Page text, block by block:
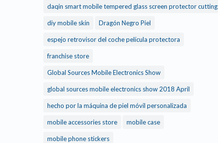
daqin smart mobile tempered glass screen protector cutting
diy mobile skin Dragón Negro Piel
espejo retrovisor del coche película protectora
franchise store
Global Sources Mobile Electronics Show
global sources mobile electronics show 2018 April
hecho por la máquina de piel móvil personalizada
mobile accessories store mobile case
mobile phone stickers